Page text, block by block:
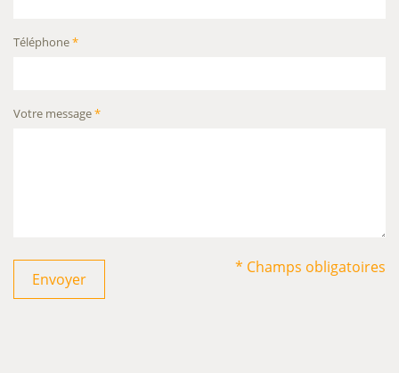
Téléphone*
Votre message*
Envoyer
* Champs obligatoires